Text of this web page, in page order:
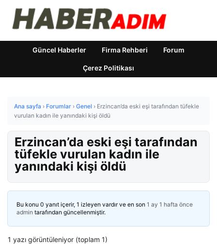
Güncel Haberler Firma Rehberi Forum
Çerez Politikası
Ana sayfa › Forumlar › Genel › Erzincan’da eski eşi tarafından tüfekle
vurulan kadın ile yanındaki kişi öldü
Erzincan’da eski eşi tarafından
tüfekle vurulan kadın ile
yanındaki kişi öldü
Bu konu 0 yanıt içerir, 1 izleyen vardır ve en son 1 ay 1 hafta önce
admin tarafından güncellenmiştir.
1 yazı görüntüleniyor (toplam 1)